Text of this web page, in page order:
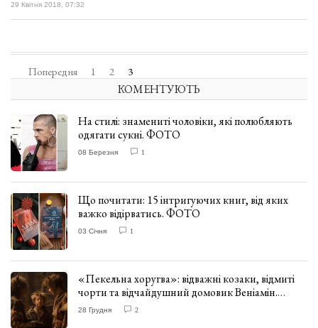
29 Квітня 2018, 07:32
Попередня 1 2 3
КОМЕНТУЮТЬ
На стилі: знамениті чоловіки, які полюбляють
одягати сукні. ФОТО
08 Березня 1
Що почитати: 15 інтригуючих книг, від яких
важко відірватись. ФОТО
03 Січня 1
«Пекельна хоругва»: відважні козаки, відмиті
чорти та відчайдушний домовик Веніамін.
ВІДГУК
28 Грудня 2